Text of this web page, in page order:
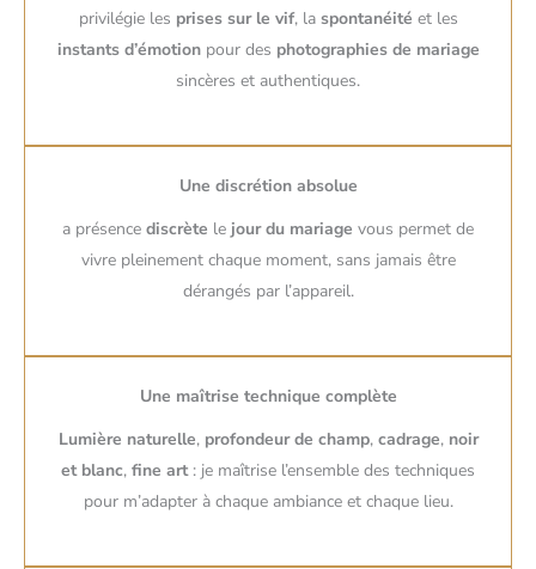
privilégie les prises sur le vif, la spontanéité et les
instants d’émotionpour des photographies de mariage
sincères et authentiques.
Une discrétion absolue
a présence discrète le jour du mariage vous permet de
vivre pleinement chaque moment, sans jamais être
dérangés par l’appareil.
Une maîtrise technique complète
Lumière naturelle, profondeur de champ, cadrage, noir
et blanc, fine art: je maîtrise l’ensemble des techniques
pour m’adapter à chaque ambiance et chaque lieu.